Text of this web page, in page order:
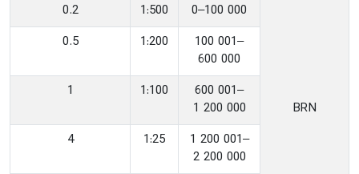
‎BRN
‎0–100 000
‎1:500
0.2
‎100 001–
600 000
‎1:200
0.5
‎600 001–
1 200 000
‎1:100
1
‎1 200 001–
2 200 000
‎1:25
4